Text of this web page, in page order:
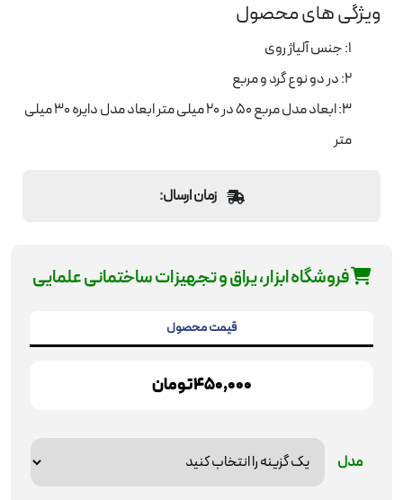
ویژگی های محصول
1: جنس آلیاژ روی
2: در دو نوع گرد و مربع
3: ابعاد مدل مربع 50 در 20 میلی متر ابعاد مدل دایره 30 میلی
متر
زمان ارسال:
فروشگاه ابزار، یراق و تجهیزات ساختمانی علمایی
قیمت محصول
450,000 تومان
مدل